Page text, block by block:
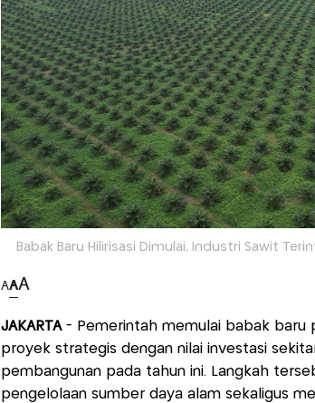
Babak Baru Hilirisasi Dimulai, Industri Sawit
AAA
JAKARTA - Pemerintah memulai babak baru
proyek strategis dengan nilai investasi
pembangunan pada tahun ini. Langkah
pengelolaan sumber daya alam sekaligus